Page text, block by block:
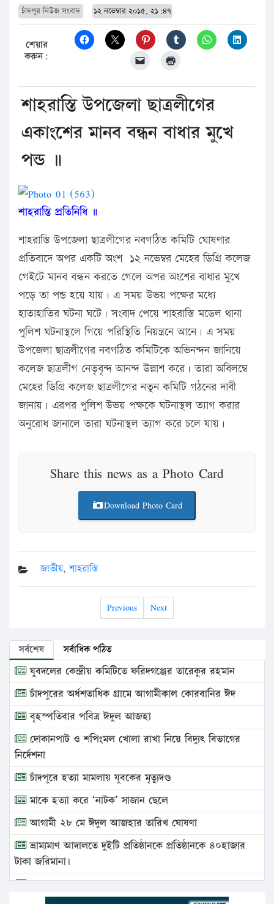
চাঁদপুর নিউজ সংবাদ ১২ নভেম্বার ২০১৫, ২১:৪৭
শেয়ার
করুন:
শাহরাস্তি উপজেলা ছাত্রলীগের
একাংশের মানব বন্ধন বাধার মুখে
পন্ড ॥
শাহরাস্তি প্রতিনিধি ॥
শাহরাস্তি উপজেলা ছাত্রলীগের নবগঠিত কমিটি ঘোষণার
প্রতিবাদে অপর একটি অংশ ১২ নভেম্বর মেহের ডিগ্রি কলেজ
গেইটে মানব বন্ধন করতে গেলে অপর অংশের বাধার মুখে
পড়ে তা পন্ড হয়ে যায়। এ সময় উভয় পক্ষের মধ্যে
হাতাহাতির ঘটনা ঘটে। সংবাদ পেয়ে শাহরাস্তি মডেল থানা
পুলিশ ঘটনাস্থলে গিয়ে পরিস্থিতি নিয়ন্ত্রনে আনে। এ সময়
উপজেলা ছাত্রলীগের নবগঠিত কমিটিকে অভিনন্দন জানিয়ে
কলেজ ছাত্রলীগ নেতৃবৃন্দ আনন্দ উল্লাশ করে। তারা অবিলম্বে
মেহের ডিগ্রি কলেজ ছাত্রলীগের নতুন কমিটি গঠনের দাবী
জানায়। এরপর পুলিশ উভয় পক্ষকে ঘটনাস্থল ত্যাগ করার
অনুরোধ জানালে তারা ঘটনাস্থল ত্যাগ করে চলে যায়।
Share this news as a Photo Card
Download Photo Card
জাতীয়,শাহরাস্তি
Previous Next
সর্বশেষ সর্বাধিক পঠিত
যুবদলের কেন্দ্রীয় কমিটিতে ফরিদগঞ্জের তারেকুর রহমান
চাঁদপুরের অর্ধশতাধিক গ্রামে আগামীকাল কোরবানির ঈদ
বৃহস্পতিবার পবিত্র ঈদুল আজহা
দোকানপাট ও শপিংমল খোলা রাখা নিয়ে বিদ্যুৎ বিভাগের
নির্দেশনা
চাঁদপুরে হত্যা মামলায় যুবকের মৃত্যুদণ্ড
মাকে হত্যা করে ‘নাটক’ সাজান ছেলে
আগামী ২৮ মে ঈদুল আজহার তারিখ ঘোষণা
ভ্রাম্যমাণ আদালতে দুইটি প্রতিষ্ঠানকে প্রতিষ্ঠানকে ৪০হাজার
টাকা জরিমানা।
এবার লঞ্চের ভাড়া বাড়ল